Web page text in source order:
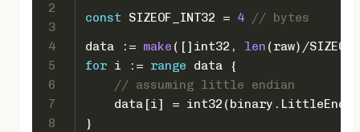
2
3
4
5
6
7
8
const SIZEOF_INT32 = 4
// bytes
data := make ([] int32 , len (raw)/
for i := range data {
// assuming little endian
    data[i] =
int32
}